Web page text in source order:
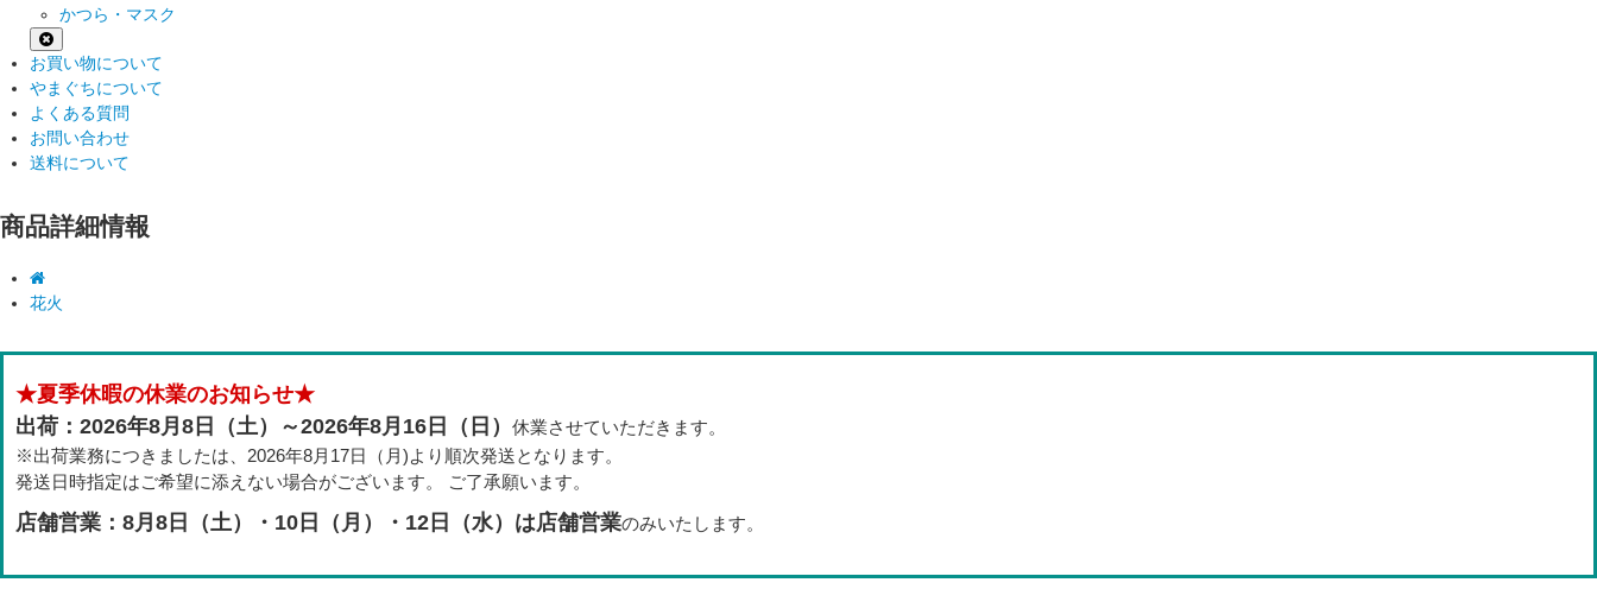
かつら・マスク
お買い物について
やまぐちについて
よくある質問
お問い合わせ
送料について
商品詳細情報
花火
★夏季休暇の休業のお知らせ★
出荷：2026年8月8日（土）～2026年8月16日（日） 休業させていただきます。
※出荷業務につきましたは、2026年8月17日（月)より順次発送となります。
発送日時指定はご希望に添えない場合がございます。 ご了承願います。
店舗営業：8月8日（土）・10日（月）・12日（水）は店舗営業のみいたします。